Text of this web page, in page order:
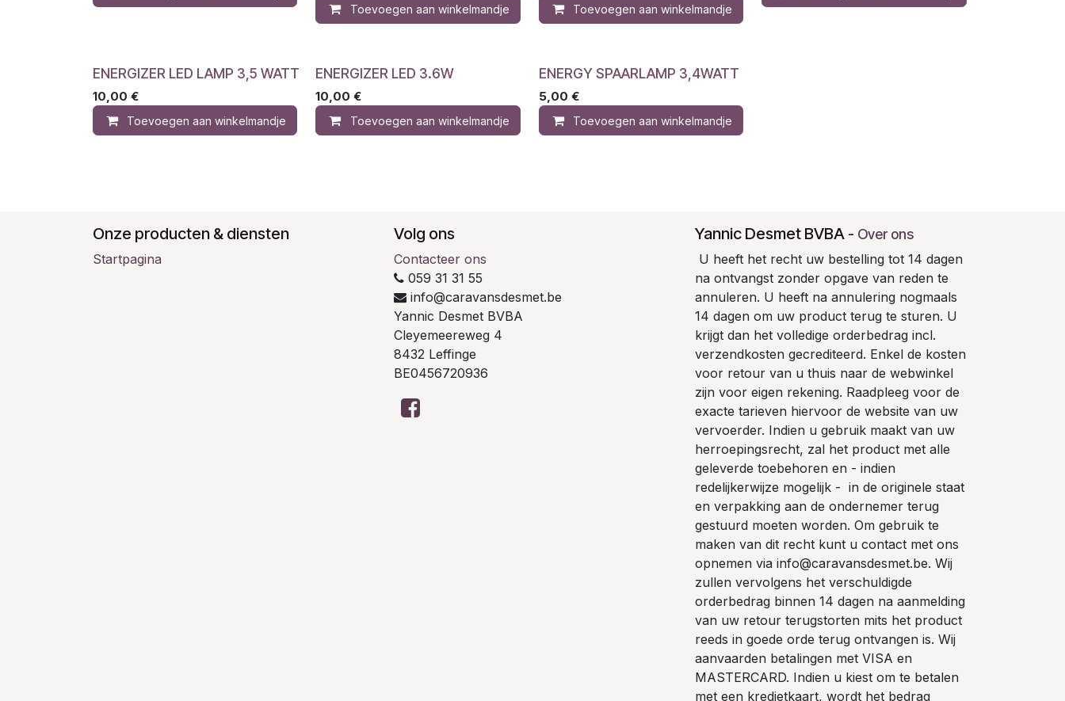
Toevoegen aan winkelmandje Toevoegen aan winkelmandje
ENERGIZER LED LAMP 3,5 WATT
10,00 €
Toevoegen aan winkelmandje
ENERGIZER LED 3.6W
10,00 €
Toevoegen aan winkelmandje
ENERGY SPAARLAMP 3,4WATT
5,00 €
Toevoegen aan winkelmandje
Onze producten & diensten
Startpagina
Volg ons
Contacteer ons
059 31 31 55
info@caravansdesmet.be
Yannic Desmet BVBA
Cleyemeereweg 4
8432 Leffinge
BE0456720936
Yannic Desmet BVBA - Over ons
U heeft het recht uw bestelling tot 14 dagen
na ontvangst zonder opgave van reden te
annuleren. U heeft na annulering nogmaals
14 dagen om uw product terug te sturen. U
krijgt dan het volledige orderbedrag incl.
verzendkosten gecrediteerd. Enkel de kosten
voor retour van u thuis naar de webwinkel
zijn voor eigen rekening. Raadpleeg voor de
exacte tarieven hiervoor de website van uw
vervoerder. Indien u gebruik maakt van uw
herroepingsrecht, zal het product met alle
geleverde toebehoren en - indien
redelijkerwijze mogelijk - in de originele staat
en verpakking aan de ondernemer terug
gestuurd moeten worden. Om gebruik te
maken van dit recht kunt u contact met ons
opnemen via info@caravansdesmet.be. Wij
zullen vervolgens het verschuldigde
orderbedrag binnen 14 dagen na aanmelding
van uw retour terugstorten mits het product
reeds in goede orde terug ontvangen is. Wij
aanvaarden betalingen met VISA en
MASTERCARD. Indien u kiest om te betalen
met een kredietkaart, wordt het bedrag